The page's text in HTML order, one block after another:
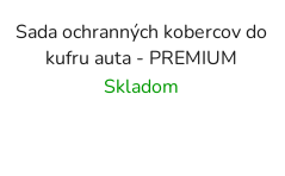
Sada ochranných kobercov do
kufru auta - PREMIUM
Skladom